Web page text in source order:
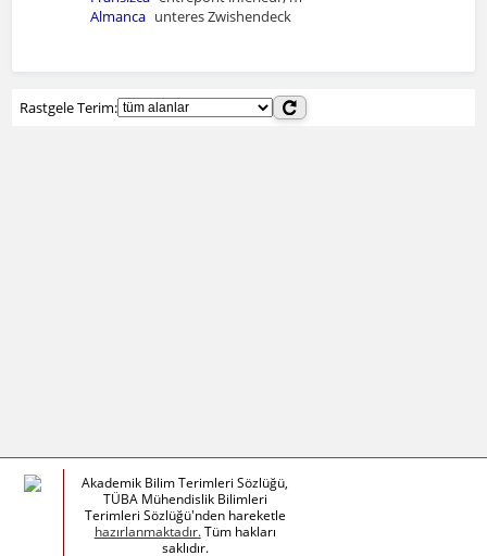
Almanca unteres Zwishendeck
Rastgele Terim:
Akademik Bilim Terimleri Sözlüğü,
TÜBA Mühendislik Bilimleri
Terimleri Sözlüğü'nden hareketle
hazırlanmaktadır.Tüm hakları
saklıdır.